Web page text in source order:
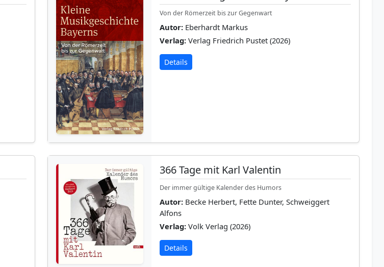
Von der Römerzeit bis zur Gegenwart
Autor: Eberhardt Markus
Verlag: Verlag Friedrich Pustet (2026)
Details
366 Tage mit Karl Valentin
Der immer gültige Kalender des Humors
Autor: Becke Herbert, Fette Dunter, Schweiggert
Alfons
Verlag: Volk Verlag (2026)
Details